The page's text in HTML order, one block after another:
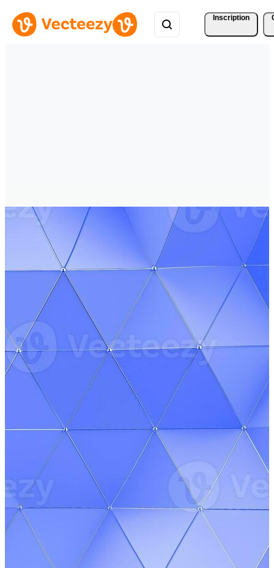
Inscription